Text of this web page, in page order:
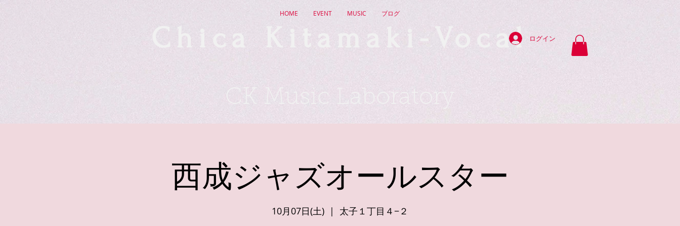
HOME EVENT MUSIC ブログ
Chica Kitamaki-Vocal ログイン
CK Music Laboratory
西成ジャズオールスター
10月07日(土)
  |
太子１丁目４−２